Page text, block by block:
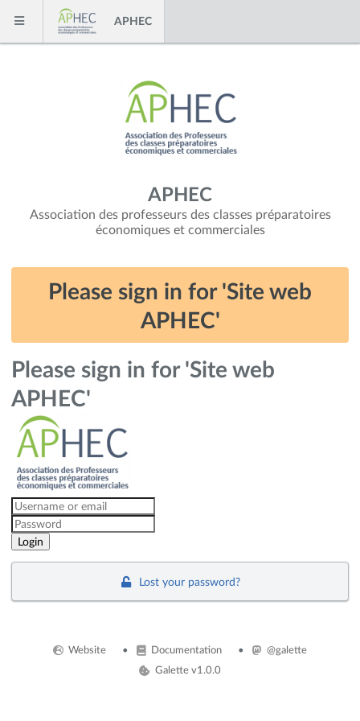
Skip to content
Menu
APHEC
APHEC
Association des professeurs des classes préparatoires
économiques et commerciales
Please sign in for 'Site web
APHEC'
Please sign in for 'Site web
APHEC'
Lost your password?
Website Documentation
@galette
Galette v1.0.0